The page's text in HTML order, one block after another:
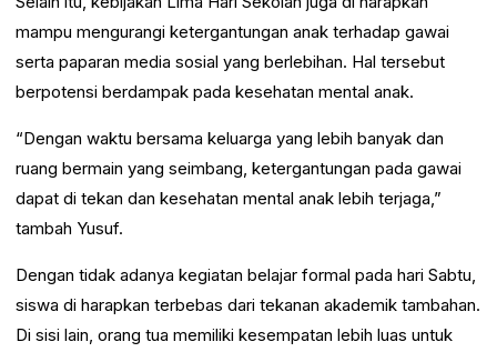
mampu mengurangi ketergantungan anak terhadap gawai
serta paparan media sosial yang berlebihan. Hal tersebut
berpotensi berdampak pada kesehatan mental anak.
“Dengan waktu bersama keluarga yang lebih banyak dan
ruang bermain yang seimbang, ketergantungan pada gawai
dapat di tekan dan kesehatan mental anak lebih terjaga,”
tambah Yusuf.
Dengan tidak adanya kegiatan belajar formal pada hari Sabtu,
siswa di harapkan terbebas dari tekanan akademik tambahan.
Di sisi lain, orang tua memiliki kesempatan lebih luas untuk